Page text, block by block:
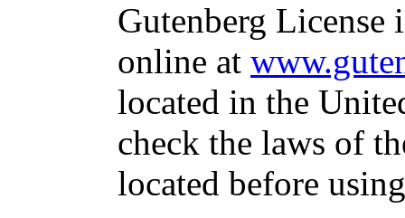
Gutenberg
online at
located in the
check the laws of
located before